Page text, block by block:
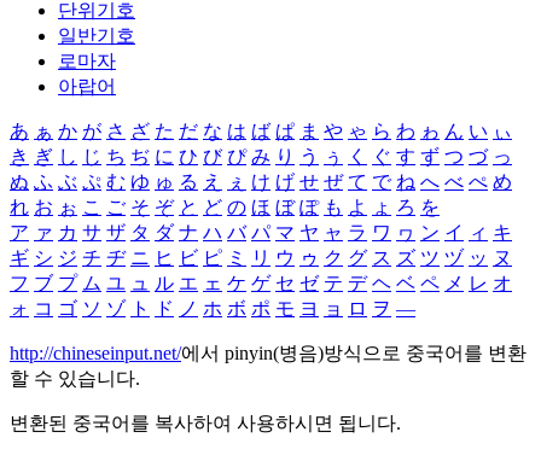
단위기호
일반기호
로마자
아랍어
あ ぁ か が さ ざ た だ な は ば ぱ ま や ゃ ら わ ゎ ん い ぃ
き ぎ し じ ち ぢ に ひ び ぴ み り う ぅ く ぐ す ず つ づ っ
ぬ ふ ぶ ぷ む ゆ ゅ る え ぇ け げ せ ぜ て で ね へ べ ぺ め
れ お ぉ こ ご そ ぞ と ど の ほ ぼ ぽ も よ ょ ろ を
ア ァ カ サ ザ タ ダ ナ ハ バ パ マ ヤ ャ ラ ワ ヮ ン イ ィ キ
ギ シ ジ チ ヂ ニ ヒ ビ ピ ミ リ ウ ゥ ク グ ス ズ ツ ヅ ッ ヌ
フ ブ プ ム ユ ュ ル エ ェ ケ ゲ セ ゼ テ デ ヘ ベ ペ メ レ オ
ォ コ ゴ ソ ゾ ト ド ノ ホ ボ ポ モ ヨ ョ ロ ヲ ―
http://chineseinput.net/에서 pinyin(병음)방식으로 중국어를 변환
할 수 있습니다.
변환된 중국어를 복사하여 사용하시면 됩니다.